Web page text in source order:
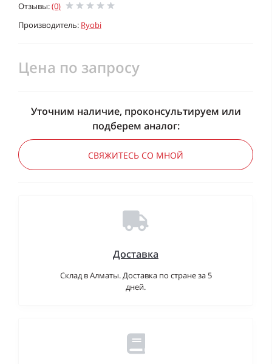
Отзывы:(0)
Производитель: Ryobi
Цена по запросу
Уточним наличие, проконсультируем или
подберем аналог:
СВЯЖИТЕСЬ СО МНОЙ
Доставка
Склад в Алматы. Доставка по стране за 5
дней.